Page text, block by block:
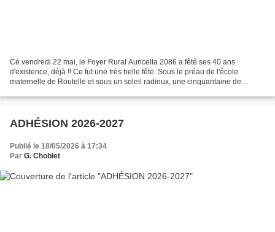
Ce vendredi 22 mai, le Foyer Rural Auricella 2086 a fêté ses 40 ans
d'existence, déjà !! Ce fut une très belle fête. Sous le préau de l'école
maternelle de Routelle et sous un soleil radieux, une cinquantaine de
ADHÉSION 2026-2027
Publié le 18/05/2026 à 17:34
Par G. Choblet